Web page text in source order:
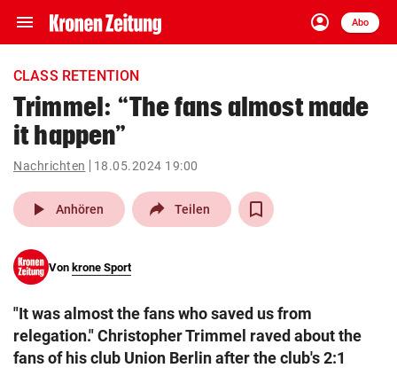
menu Navigation
ein-/ausklappen
account_circle
Anmelden
Abo
close Schließen
account_circle Anmelden
pin_drop
Wien arrow_right
search
eingeben
CLASS RETENTION
Trimmel: “The fans almost made
it happen”
Nachrichten 18.05.2024 19:00
play_arrow Anhören Teilen
Von krone Sport
"It was almost the fans who saved us from
relegation." Christopher Trimmel raved about the
fans of his club Union Berlin after the club's 2:1